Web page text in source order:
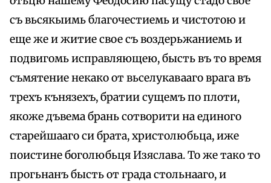
съ вьсякыимь благочестиемь и чистотою и
еще же и житие свое съ воздерьжаниемь и
подвигомь исправляющею, бысть въ то время
съмятение некако от вьселукавааго врага въ
трехъ кънязехъ, братии сущемъ по плоти,
якоже дъвема брань сотворити на единого
старейшааго си брата, христолюбьца, иже
поистине боголюбьця Изяслава. То же тако то
прогьнанъ бысть от града стольнааго, и